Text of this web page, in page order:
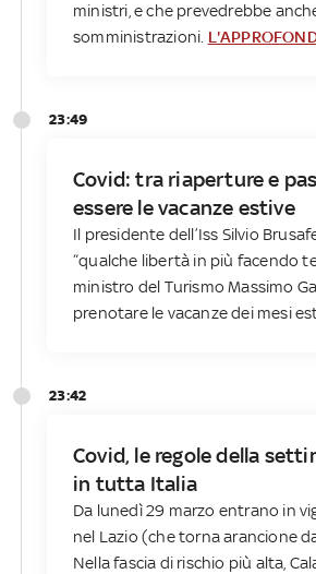
ministri, e che prevedrebbe
somministrazioni.
23:49
Covid: tra riaperture e
essere le vacanze estive
Il presidente dell’Iss Silvio
“qualche libertà in più facendo
ministro del Turismo Massimo
prenotare le vacanze dei mesi
23:42
Covid, le regole della
in tutta Italia
Da lunedì 29 marzo entrano in
nel Lazio (che torna arancione
Nella fascia di rischio più alta,